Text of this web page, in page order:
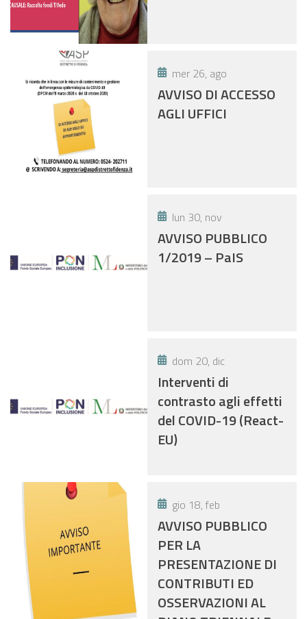
mer 26, ago
AVVISO DI ACCESSO
AGLI UFFICI
lun 30, nov
AVVISO PUBBLICO
1/2019 – PaIS
dom 20, dic
Interventi di
contrasto agli effetti
del COVID-19 (React-
EU)
gio 18, feb
AVVISO PUBBLICO
PER LA
PRESENTAZIONE DI
CONTRIBUTI ED
OSSERVAZIONI AL